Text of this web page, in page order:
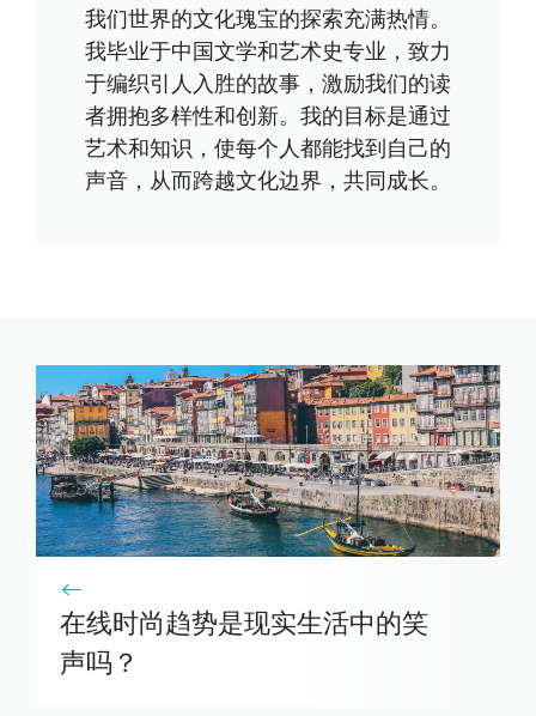
我们世界的文化瑰宝的探索充满热情。
我毕业于中国文学和艺术史专业，致力
于编织引人入胜的故事，激励我们的读
者拥抱多样性和创新。我的目标是通过
艺术和知识，使每个人都能找到自己的
声音，从而跨越文化边界，共同成长。
在线时尚趋势是现实生活中的笑
声吗？